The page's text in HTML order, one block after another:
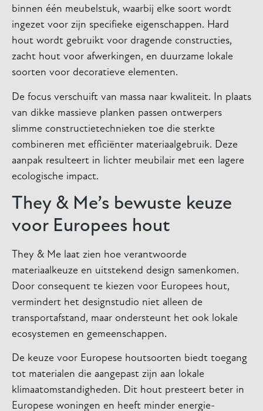
binnen één meubelstuk, waarbij elke soort wordt
ingezet voor zijn specifieke eigenschappen. Hard
hout wordt gebruikt voor dragende constructies,
zacht hout voor afwerkingen, en duurzame lokale
soorten voor decoratieve elementen.
De focus verschuift van massa naar kwaliteit. In plaats
van dikke massieve planken passen ontwerpers
slimme constructietechnieken toe die sterkte
combineren met efficiënter materiaalgebruik. Deze
aanpak resulteert in lichter meubilair met een lagere
ecologische impact.
They & Me’s bewuste keuze
voor Europees hout
They & Me laat zien hoe verantwoorde
materiaalkeuze en uitstekend design samenkomen.
Door consequent te kiezen voor Europees hout,
vermindert het designstudio niet alleen de
transportafstand, maar ondersteunt het ook lokale
ecosystemen en gemeenschappen.
De keuze voor Europese houtsoorten biedt toegang
tot materialen die aangepast zijn aan lokale
klimaatomstandigheden. Dit hout presteert beter in
Europese woningen en heeft minder energie-